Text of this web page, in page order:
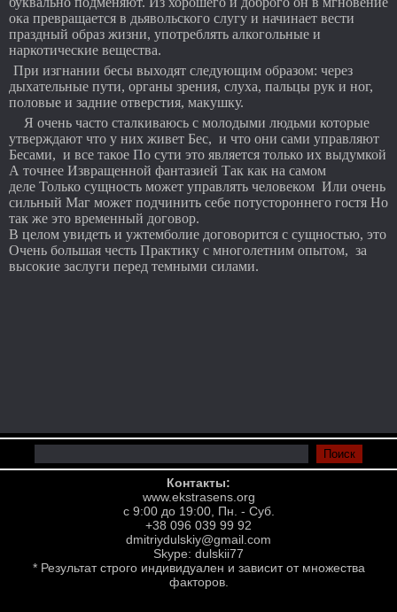
ока превращается в дьявольского слугу и начинает вести
праздный образ жизни, употреблять алкогольные и
наркотические вещества.
При изгнании бесы выходят следующим образом: через
дыхательные пути, органы зрения, слуха, пальцы рук и ног,
половые и задние отверстия, макушку.
Я очень часто сталкиваюсь с молодыми людьми которые
утверждают что у них живет Бес, и что они сами управляют
Бесами, и все такое По сути это является только их выдумкой
А точнее Извращенной фантазией Так как на самом
деле Только сущность может управлять человеком Или очень
сильный Маг может подчинить себе потустороннего гостя Но
так же это временный договор.
В целом увидеть и ужтемболие договорится с сущностью, это
Очень большая честь Практику с многолетним опытом, за
высокие заслуги перед темными силами.
Контакты:
www.ekstrasens.org
с 9:00 до 19:00, Пн. - Суб.
+38 096 039 99 92
dmitriydulskiy@gmail.com
Skype: dulskii77
* Результат строго индивидуален и зависит от множества
факторов.